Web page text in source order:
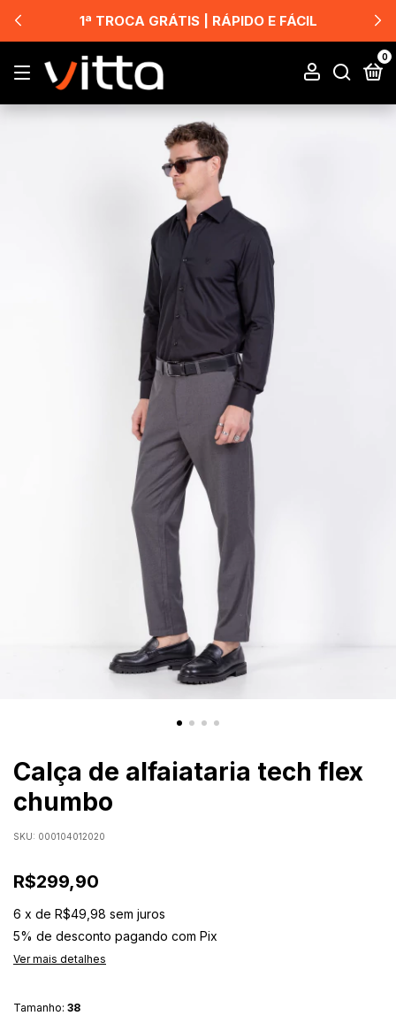
1ª TROCA GRÁTIS | RÁPIDO E FÁCIL
0
Calça de alfaiataria tech flex
chumbo
SKU: 000104012020
R$299,90
6 x de R$49,98 sem juros
5% de desconto pagando com Pix
Ver mais detalhes
Tamanho: 38